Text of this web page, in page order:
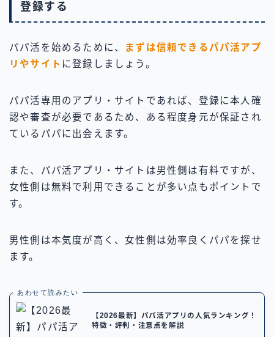
登録する
パパ活を始めるために、
まずは信頼できるパパ活アプ
リやサイト に登録しましょう。
パパ活専用のアプリ・サイトであれば、登録に本人確
認や審査が必要であるため、ある程度身元が保証され
ているパパに出会えます。
また、パパ活アプリ・サイトは男性側は有料ですが、
女性側は無料で利用できることが多い点もポイントで
す。
男性側は本気度が高く、女性側は効率良くパパを探せ
ます。
あわせて読みたい
【2026最新】パパ活アプリの人気ランキング！
特徴・評判・注意点を解説